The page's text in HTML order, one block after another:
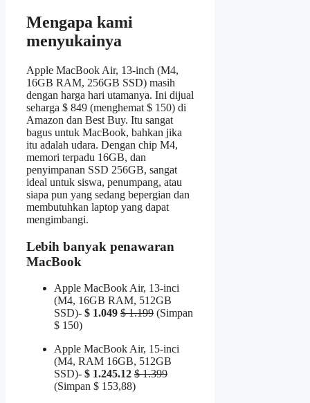
Mengapa kami
menyukainya
Apple MacBook Air, 13-inch (M4,
16GB RAM, 256GB SSD) masih
dengan harga hari utamanya. Ini dijual
seharga $ 849 (menghemat $ 150) di
Amazon dan Best Buy. Itu sangat
bagus untuk MacBook, bahkan jika
itu adalah udara. Dengan chip M4,
memori terpadu 16GB, dan
penyimpanan SSD 256GB, sangat
ideal untuk siswa, penumpang, atau
siapa pun yang sedang bepergian dan
membutuhkan laptop yang dapat
mengimbangi.
Lebih banyak penawaran
MacBook
Apple MacBook Air, 13-inci
(M4, 16GB RAM, 512GB
SSD)- $ 1.049 $ 1.199 (Simpan
$ 150)
Apple MacBook Air, 15-inci
(M4, RAM 16GB, 512GB
SSD)- $ 1.245.12 $ 1.399
(Simpan $ 153,88)